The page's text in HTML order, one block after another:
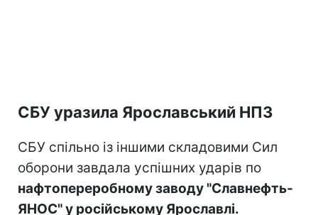
СБУ уразила Ярославський НПЗ
СБУ спільно із іншими складовими Сил
оборони завдала успішних ударів по
нафтопереробному заводу "Славнефть-
ЯНОС" у російському Ярославлі.